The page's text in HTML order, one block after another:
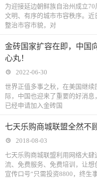
为迎接延边朝鲜族自治州成立70
文明、有序的城市市容秩序。
整治市容市貌，对
金砖国家扩容在即，中国
心丸！
2022-06-30
世界正值多事之秋，在美国继
际，中国也迎来了重要的好消
已经申请加入金砖国
七天乐购商城联盟全然不
2018-08-03
七天乐购商城联盟利用网络大
流、免费服务、免费培训，让
宣传口号“只需投资8800，终生